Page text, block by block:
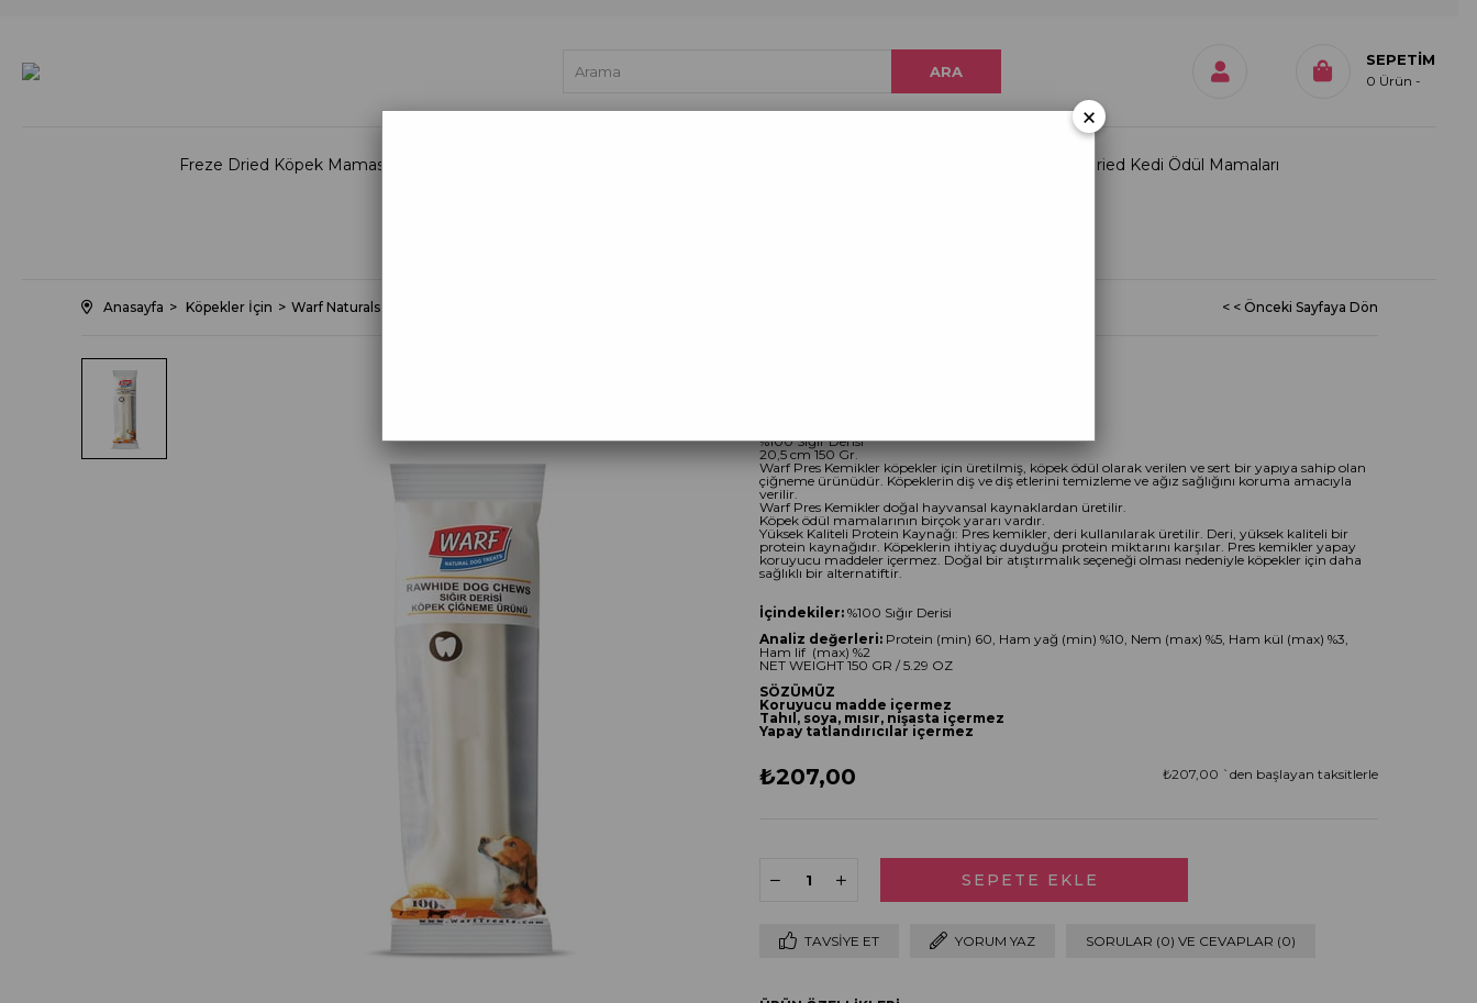
SEPETIM
0 Ürün
Freze Dried Köpek Maması Freeze Dried Kedi Ödül Mamaları
Anasayfa Köpekler İçin Warf Naturals Köpek Çiğneme Ürünleri < < Önceki Sayfaya Dön
%100 Sığır Derisi
20,5 cm 150 Gr.
Warf Pres Kemikler köpekler için üretilmiş, köpek ödül olarak verilen ve sert bir yapıya sahip olan
çiğneme ürünüdür. Köpeklerin diş ve diş etlerini temizleme ve ağız sağlığını koruma amacıyla
verilir.
Warf Pres Kemikler doğal hayvansal kaynaklardan üretilir.
Köpek ödül mamalarının birçok yararı vardır.
Yüksek Kaliteli Protein Kaynağı: Pres kemikler, deri kullanılarak üretilir. Deri, yüksek kaliteli bir
protein kaynağıdır. Köpeklerin ihtiyaç duyduğu protein miktarını karşılar. Pres kemikler yapay
koruyucu maddeler içermez. Doğal bir atıştırmalık seçeneği olması nedeniyle köpekler için daha
sağlıklı bir alternatiftir.
İçindekiler: %100 Sığır Derisi
Analiz değerleri:Protein (min) 60, Ham yağ (min) %10, Nem (max) %5, Ham kül (max) %3,
Ham lif (max) %2
NET WEIGHT 150 GR / 5.29 OZ
SÖZÜMÜZ
Koruyucu madde içermez
Tahıl, soya, mısır, nişasta içermez
Yapay tatlandırıcılar içermez
₺207,00 ₺207,00 `den başlayan taksitlerle
TAVSIYE ET YORUM YAZ SORULAR (0) VE CEVAPLAR (0)
×